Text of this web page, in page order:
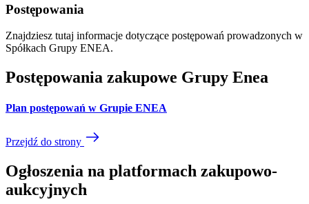
Postępowania
Znajdziesz tutaj informacje dotyczące postępowań prowadzonych w
Spółkach Grupy ENEA.
Postępowania zakupowe Grupy Enea
Plan postępowań w Grupie ENEA
Przejdź do strony
Ogłoszenia na platformach zakupowo-
aukcyjnych